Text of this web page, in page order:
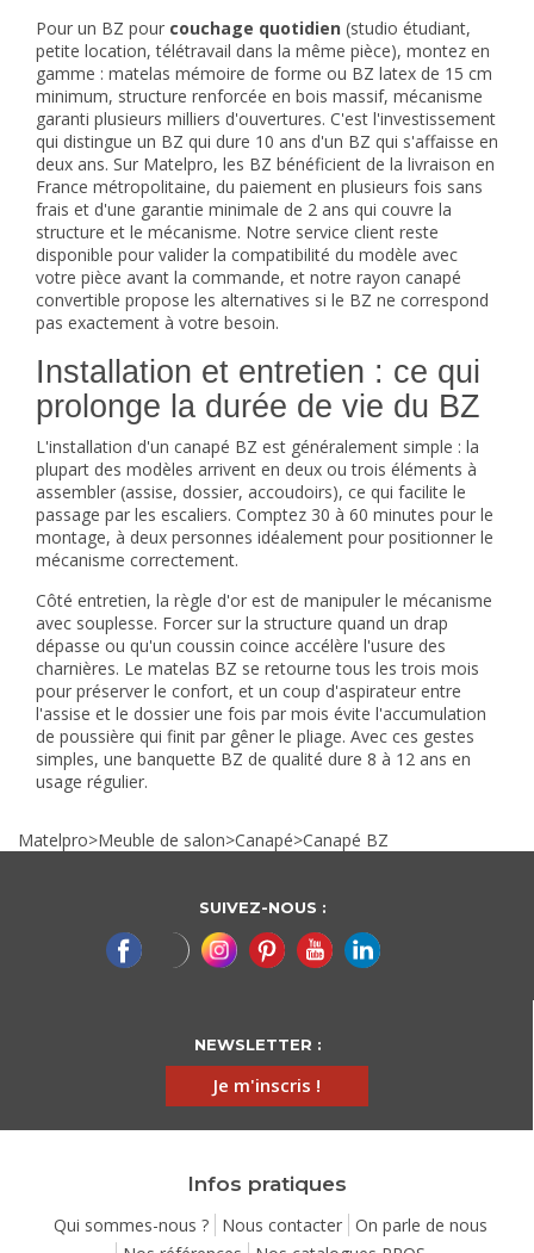
Pour un BZ pour couchage quotidien (studio étudiant,
petite location, télétravail dans la même pièce), montez en
gamme : matelas mémoire de forme ou BZ latex de 15 cm
minimum, structure renforcée en bois massif, mécanisme
garanti plusieurs milliers d'ouvertures. C'est l'investissement
qui distingue un BZ qui dure 10 ans d'un BZ qui s'affaisse en
deux ans. Sur Matelpro, les BZ bénéficient de la livraison en
France métropolitaine, du paiement en plusieurs fois sans
frais et d'une garantie minimale de 2 ans qui couvre la
structure et le mécanisme. Notre service client reste
disponible pour valider la compatibilité du modèle avec
votre pièce avant la commande, et notre rayon canapé
convertible propose les alternatives si le BZ ne correspond
pas exactement à votre besoin.
Installation et entretien : ce qui
prolonge la durée de vie du BZ
L'installation d'un canapé BZ est généralement simple : la
plupart des modèles arrivent en deux ou trois éléments à
assembler (assise, dossier, accoudoirs), ce qui facilite le
passage par les escaliers. Comptez 30 à 60 minutes pour le
montage, à deux personnes idéalement pour positionner le
mécanisme correctement.
Côté entretien, la règle d'or est de manipuler le mécanisme
avec souplesse. Forcer sur la structure quand un drap
dépasse ou qu'un coussin coince accélère l'usure des
charnières. Le matelas BZ se retourne tous les trois mois
pour préserver le confort, et un coup d'aspirateur entre
l'assise et le dossier une fois par mois évite l'accumulation
de poussière qui finit par gêner le pliage. Avec ces gestes
simples, une banquette BZ de qualité dure 8 à 12 ans en
usage régulier.
Matelpro>Meuble de salon>Canapé>Canapé BZ
SUIVEZ-NOUS :
NEWSLETTER :
Je m'inscris !
Infos pratiques
Qui sommes-nous ? Nous contacter
On parle de nous